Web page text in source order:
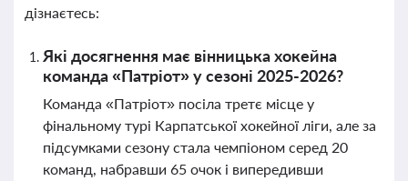
дізнаєтесь:
Які досягнення має вінницька хокейна
команда «Патріот» у сезоні 2025-2026?
Команда «Патріот» посіла третє місце у
фінальному турі Карпатської хокейної ліги, але за
підсумками сезону стала чемпіоном серед 20
команд, набравши 65 очок і випередивши